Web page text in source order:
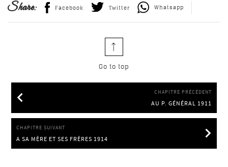
Share: Facebook Twitter Whatsapp
Go to top
CHAPITRE PRÉCÉDENT
AU P. GÉNÉRAL 1911
AU P. GÉNÉRAL 1911
CHAPITRE SUIVANT
A SA MÈRE ET SES FRÈRES 1914
A SA MÈRE ET SES FRÈRES 1914